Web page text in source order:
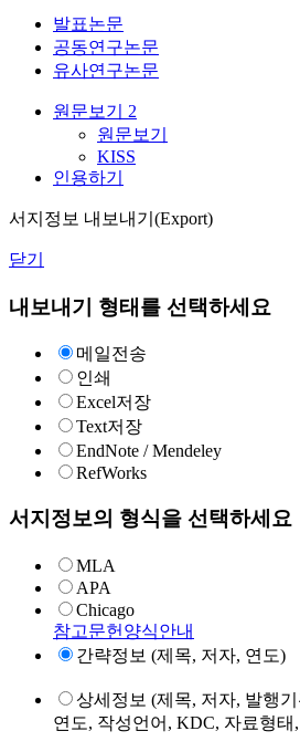
발표논문
공동연구논문
유사연구논문
원문보기 2
원문보기
KISS
인용하기
서지정보 내보내기(Export)
닫기
내보내기 형태를 선택하세요
메일전송
인쇄
Excel저장
Text저장
EndNote / Mendeley
RefWorks
서지정보의 형식을 선택하세요
MLA
APA
Chicago
참고문헌양식안내
간략정보 (제목, 저자, 연도)
상세정보 (제목, 저자, 발행
연도, 작성언어, KDC, 자료형